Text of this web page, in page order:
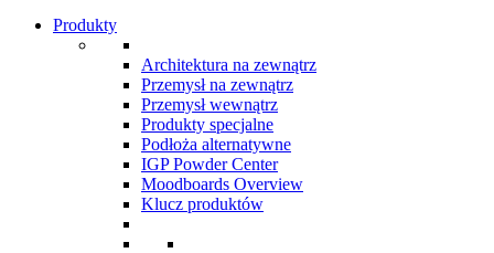
Produkty
Architektura na zewnątrz
Przemysł na zewnątrz
Przemysł wewnątrz
Produkty specjalne
Podłoża alternatywne
IGP Powder Center
Moodboards Overview
Klucz produktów